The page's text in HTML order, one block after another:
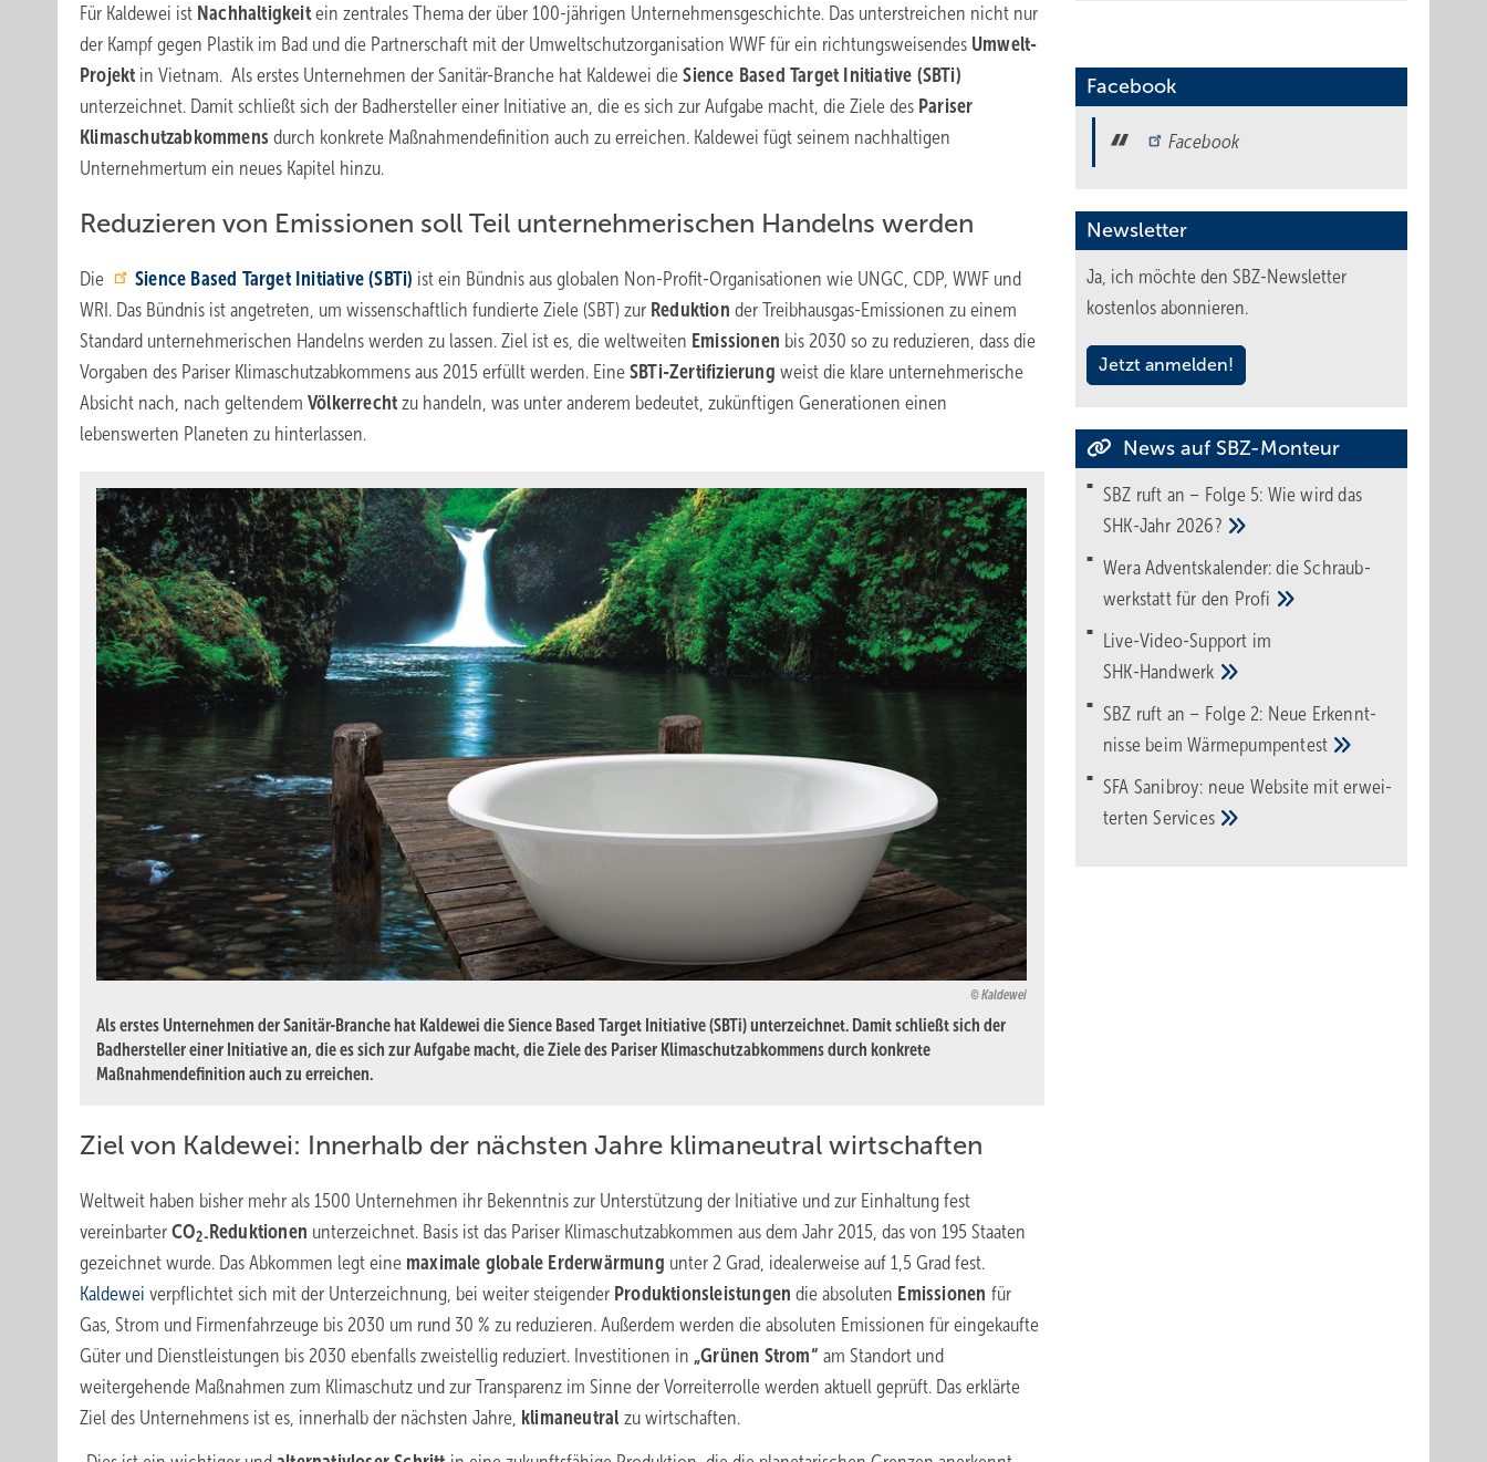
Für Kaldewei ist Nachhaltigkeit ein zentrales Thema der über 100-jährigen Unternehmensgeschichte. Das unterstreichen nicht nur
der Kampf gegen Plastik im Bad und die Partnerschaft mit der Umweltschutzorganisation WWF für ein richtungsweisendes Umwelt-
Projekt in Vietnam. Als erstes Unternehmen der Sanitär-Branche hat Kaldewei dieSience Based Target Initiative (SBTi)
unterzeichnet. Damit schließt sich der Badhersteller einer Initiative an, die es sich zur Aufgabe macht, die Ziele des Pariser
Klimaschutzabkommens durch konkrete Maßnahmendefinition auch zu erreichen. Kaldewei fügt seinem nachhaltigen
Unternehmertum ein neues Kapitel hinzu.
Reduzieren von Emissionen soll Teil unternehmerischen Handelns werden
Die Sience Based Target Initiative (SBTi) ist ein Bündnis aus globalen Non-Profit-Organisationen wie UNGC, CDP, WWF und
WRI. Das Bündnis ist angetreten, um wissenschaftlich fundierte Ziele (SBT) zur Reduktion der Treibhausgas-Emissionen zu einem
Standard unternehmerischen Handelns werden zu lassen. Ziel ist es, die weltweiten Emissionen bis 2030 so zu reduzieren, dass die
Vorgaben des Pariser Klimaschutzabkommens aus 2015 erfüllt werden. Eine SBTi-Zertifizierung weist die klare unternehmerische
Absicht nach, nach geltendem Völkerrechtzu handeln, was unter anderem bedeutet, zukünftigen Generationen einen
lebenswerten Planeten zu hinterlassen.
Kaldewei
Als erstes Unternehmen der Sanitär-Branche hat Kaldewei die Sience Based Target Initiative (SBTi) unterzeichnet. Damit schließt sich der
Badhersteller einer Initiative an, die es sich zur Aufgabe macht, die Ziele des Pariser Klimaschutzabkommens durch konkrete
Maßnahmendefinition auch zu erreichen.
Ziel von Kaldewei: Innerhalb der nächsten Jahre klimaneutral wirtschaften
Weltweit haben bisher mehr als 1500 Unternehmen ihr Bekenntnis zur Unterstützung der Initiative und zur Einhaltung fest
vereinbarter CO2- Reduktionen unterzeichnet. Basis ist das Pariser Klimaschutzabkommen aus dem Jahr 2015, das von 195 Staaten
gezeichnet wurde. Das Abkommen legt eine maximale globale Erderwärmung unter 2 Grad, idealerweise auf 1,5 Grad fest.
Kaldewei verpflichtet sich mit der Unterzeichnung, bei weiter steigender Produktionsleistungendie absoluten Emissionen für
Gas, Strom und Firmenfahrzeuge bis 2030 um rund 30 % zu reduzieren. Außerdem werden die absoluten Emissionen für eingekaufte
Güter und Dienstleistungen bis 2030 ebenfalls zweistellig reduziert. Investitionen in „Grünen Strom“ am Standort und
weitergehende Maßnahmen zum Klimaschutz und zur Transparenz im Sinne der Vorreiterrolle werden aktuell geprüft. Das erklärte
Ziel des Unternehmens ist es, innerhalb der nächsten Jahre, klimaneutral zu wirtschaften.
Facebook
Facebook
Newsletter
Ja, ich möchte den SBZ-Newsletter
kostenlos abonnieren.
Jetzt anmelden!
News auf SBZ-Monteur
SBZ ruft an – Folge 5: Wie wird das
SHK-Jahr 2026?
Wera Adventskalender: die Schraub­
werk­statt für den Pro­fi
Live-Video-Support im
SHK-Handwerk
SBZ ruft an – Folge 2: Neue Erkennt­
nisse beimWärme­pumpen­test
SFA Sanibroy: neue Web­site mit erwei­
tertenServices